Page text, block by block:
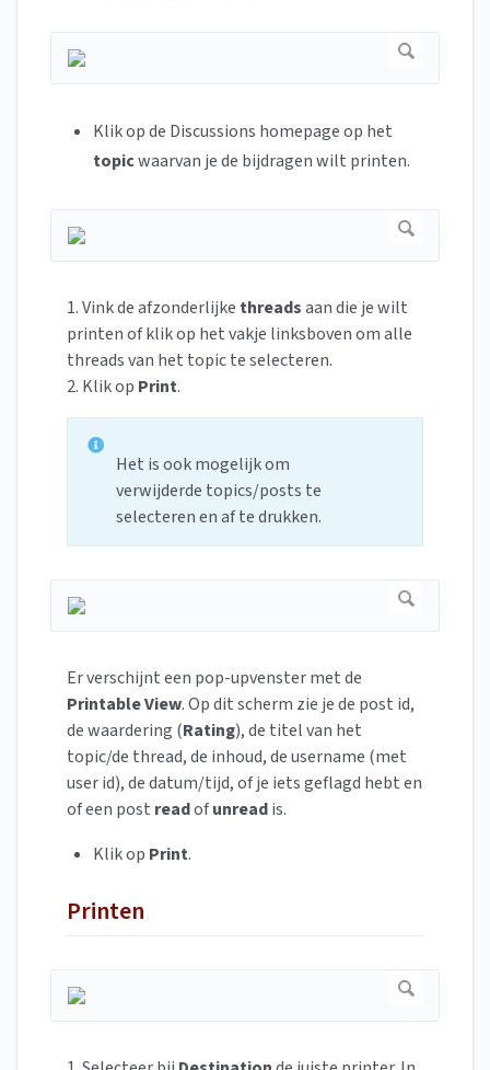
Klik op de Discussions homepage op het
topicwaarvan je de bijdragen wilt printen.
1. Vink de afzonderlijke threadsaan die je wilt
printen of klik op het vakje linksboven om alle
threads van het topic te selecteren.
2. Klik op Print.
Het is ook mogelijk om
verwijderde topics/posts te
selecteren en af te drukken.
Er verschijnt een pop-upvenster met de
Printable View. Op dit scherm zie je de post id,
de waardering (Rating), de titel van het
topic/de thread, de inhoud, de username (met
user id), de datum/tijd, of je iets geflagd hebt en
of een post readofunreadis.
Klik op Print.
Printen